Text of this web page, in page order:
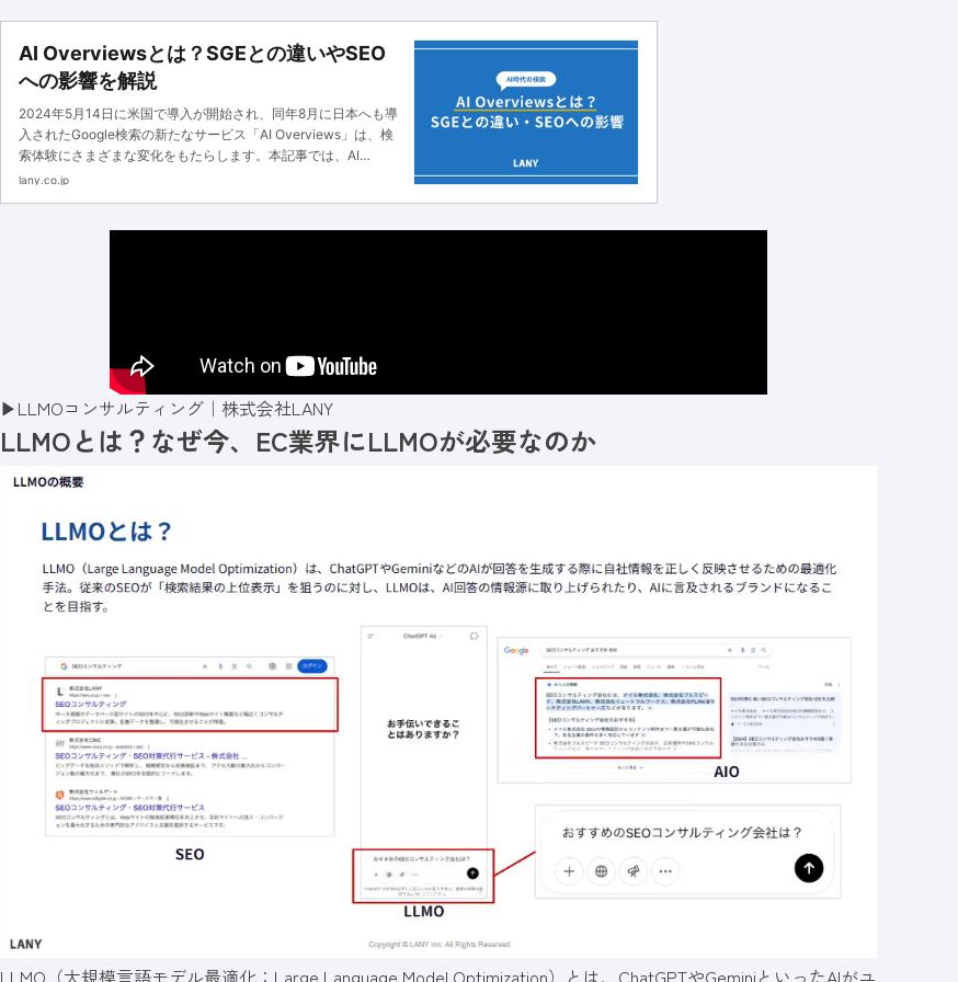
AI Overviewsとは？SGEとの違いやSEO
への影響を解説
2024年5月14日に米国で導入が開始され、同年8月に日本へも導
入されたGoogle検索の新たなサービス「AI Overviews」は、検
索体験にさまざまな変化をもたらします。本記事では、AI
Overviews登場の背景や機能・特徴、SGEとの違いについて解説
lany.co.jp
▶LLMOコンサルティング｜株式会社LANY
LLMOとは？なぜ今、EC業界にLLMOが必要なのか